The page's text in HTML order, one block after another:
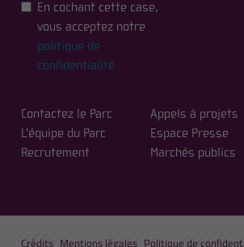
En cochant cette case,
vous acceptez notre
politique de
confidentialité
Contactez le Parc
L'équipe du Parc
Recrutement
Appels à projets
Espace Presse
Marchés publics
Crédits Mentions légales Politique de